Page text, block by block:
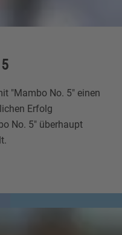
"Mambo No. 5" einen
Erfolg
No. 5" überhaupt